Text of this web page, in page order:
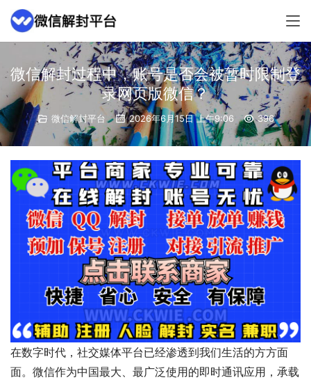
微信解封过程中，账号是否会被暂时限制登
录网页版微信？
微信解封平台 2026年6月15日 上午9:06 396
在数字时代，社交媒体平台已经渗透到我们生活的方方面
面。微信作为中国最大、最广泛使用的即时通讯应用，承载